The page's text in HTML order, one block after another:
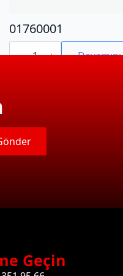
01760001
01760001
adet
Geçin